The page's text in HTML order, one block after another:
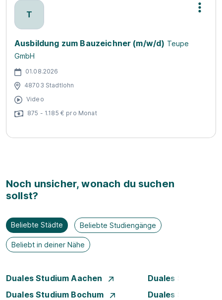
T
Ausbildung zum Bauzeichner (m/w/d) Teupe
GmbH
01.08.2026
48703 Stadtlohn
Video
875 - 1.185 € pro Monat
Noch unsicher, wonach du suchen
sollst?
Beliebte Städte Beliebte Studiengänge
Beliebt in deiner Nähe
Duales Studium Aachen
Duales Studium
Duales Studium Bochum
Duales Studium